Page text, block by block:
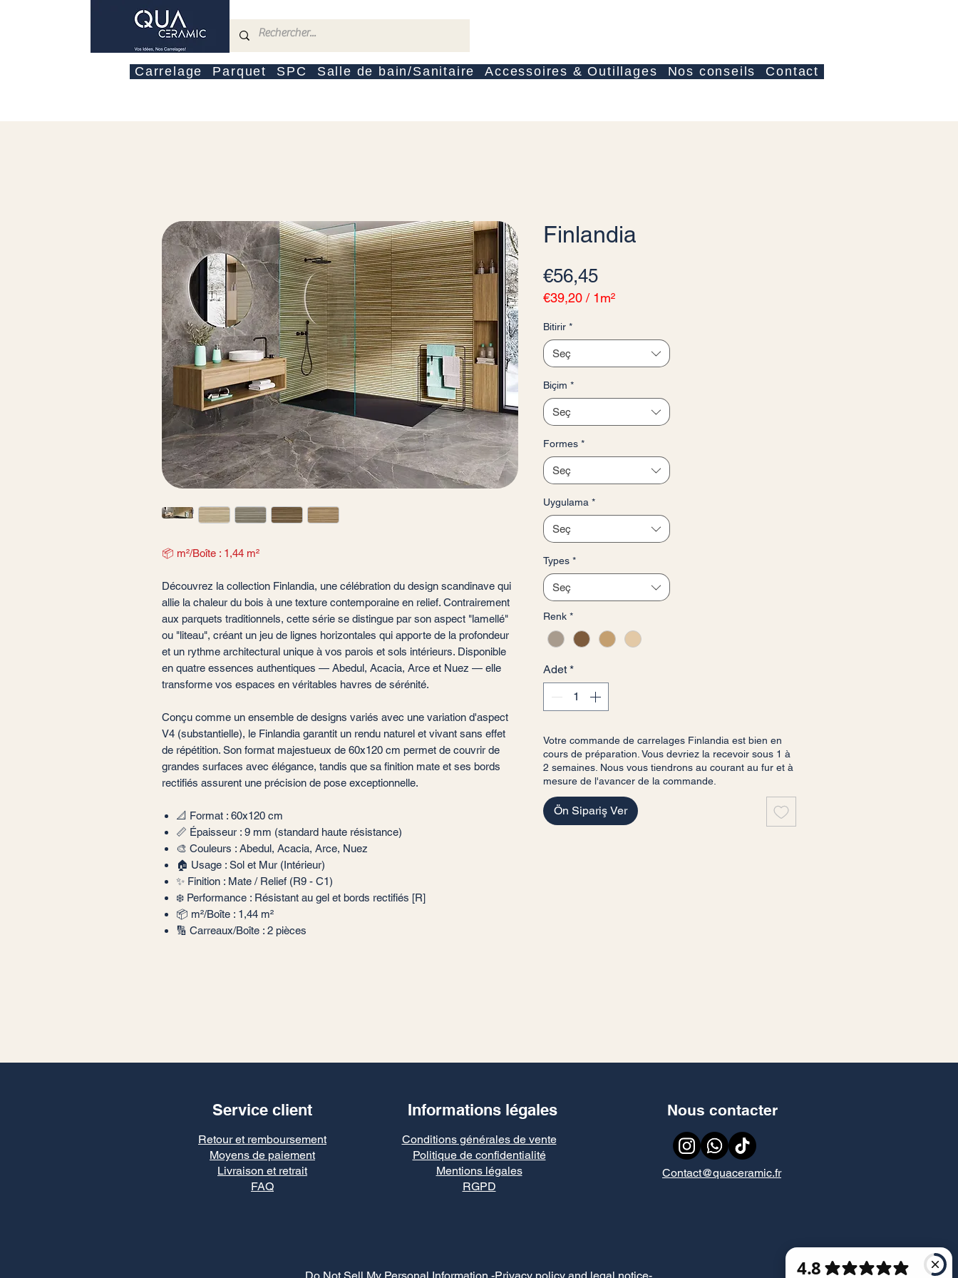
Carrelage Parquet SPC Salle de bain/Sanitaire Accessoires & Outillages Nos conseils Contact
📦 m²/Boîte : 1,44 m²
Découvrez la collection Finlandia, une célébration du design scandinave qui
allie la chaleur du bois à une texture contemporaine en relief. Contrairement
aux parquets traditionnels, cette série se distingue par son aspect "lamellé"
ou "liteau", créant un jeu de lignes horizontales qui apporte de la profondeur
et un rythme architectural unique à vos parois et sols intérieurs. Disponible
en quatre essences authentiques — Abedul, Acacia, Arce et Nuez — elle
transforme vos espaces en véritables havres de sérénité.
Conçu comme un ensemble de designs variés avec une variation d'aspect
V4 (substantielle), le Finlandia garantit un rendu naturel et vivant sans effet
de répétition. Son format majestueux de 60x120 cm permet de couvrir de
grandes surfaces avec élégance, tandis que sa finition mate et ses bords
rectifiés assurent une précision de pose exceptionnelle.
📐 Format : 60x120 cm
📏 Épaisseur : 9 mm (standard haute résistance)
🎨 Couleurs : Abedul, Acacia, Arce, Nuez
🏠 Usage : Sol et Mur (Intérieur)
✨ Finition : Mate / Relief (R9 - C1)
❄️ Performance : Résistant au gel et bords rectifiés [R]
📦 m²/Boîte : 1,44 m²
🔢 Carreaux/Boîte : 2 pièces
Finlandia
€56,45Fiyat
€39,20 / 1m²
Metrekare
fiyatı
€39,20
Bitirir *
Seç
Biçim *
Seç
Formes *
Seç
Uygulama *
Seç
Types *
Seç
Renk *
Adet *
Votre commande de carrelages Finlandia est bien en
cours de préparation. Vous devriez la recevoir sous 1 à
2 semaines. Nous vous tiendrons au courant au fur et à
mesure de l'avancer de la commande.
Ön Sipariş Ver
Service client Informations légales
Retour et remboursement
Moyens de paiement
Livraison et retrait
FAQ
Conditions générales de vente
Politique de confidentialité
Mentions légales
RGPD
Nous contacter
Contact@quaceramic.fr